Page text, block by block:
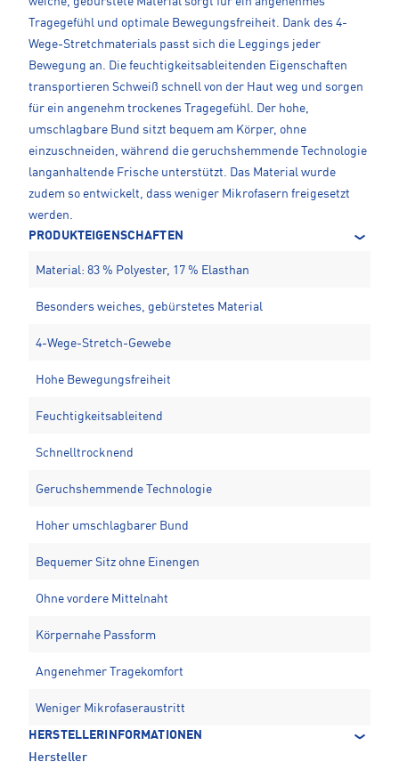
Tragegefühl und optimale Bewegungsfreiheit. Dank des 4-
Wege-Stretchmaterials passt sich die Leggings jeder
Bewegung an. Die feuchtigkeitsableitenden Eigenschaften
transportieren Schweiß schnell von der Haut weg und sorgen
für ein angenehm trockenes Tragegefühl. Der hohe,
umschlagbare Bund sitzt bequem am Körper, ohne
einzuschneiden, während die geruchshemmende Technologie
langanhaltende Frische unterstützt. Das Material wurde
zudem so entwickelt, dass weniger Mikrofasern freigesetzt
werden.
PRODUKTEIGENSCHAFTEN
Material: 83 % Polyester, 17 % Elasthan
Besonders weiches, gebürstetes Material
4-Wege-Stretch-Gewebe
Hohe Bewegungsfreiheit
Feuchtigkeitsableitend
Schnelltrocknend
Geruchshemmende Technologie
Hoher umschlagbarer Bund
Bequemer Sitz ohne Einengen
Ohne vordere Mittelnaht
Körpernahe Passform
Angenehmer Tragekomfort
Weniger Mikrofaseraustritt
HERSTELLERINFORMATIONEN
Hersteller